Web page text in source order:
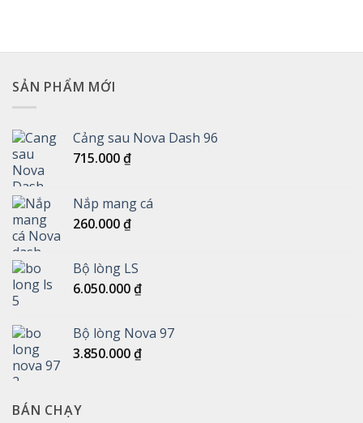
SẢN PHẨM MỚI
Cảng sau Nova Dash 96
715.000₫
Nắp mang cá
260.000₫
Bộ lòng LS
6.050.000₫
Bộ lòng Nova 97
3.850.000₫
BÁN CHẠY